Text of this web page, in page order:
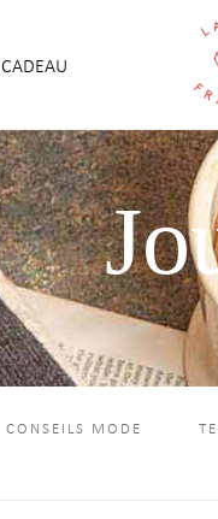
CADEAU
CONSEILS MODE